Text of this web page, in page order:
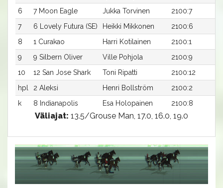
6
7 Moon Eagle Jukka Torvinen 2100:7
7
6 Lovely Futura (SE) Heikki Mikkonen 2100:6
8
1 Curakao Harri Kotilainen 2100:1
9
9 Silbern Oliver Ville Pohjola 2100:9
10
12 San Jose Shark Toni Ripatti 2100:12
hpl
2 Aleksi Henri Bollström 2100:2
k
8 Indianapolis Esa Holopainen 2100:8
Väliajat: 13.5/Grouse Man, 17.0, 16.0, 19.0